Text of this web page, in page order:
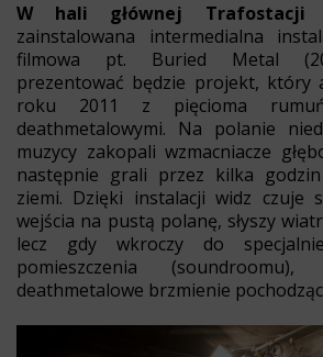
W hali głównej Trafostacji
zainstalowana intermedialna
filmowa pt. Buried Metal
prezentować będzie projekt, który
roku 2011 z pięcioma
deathmetalowymi. Na polanie
muzycy zakopali wzmacniacze
następnie grali przez kilka
ziemi. Dzięki instalacji widz czuje
wejścia na pustą polanę, słyszy
lecz gdy wkroczy do
pomieszczenia
deathmetalowe brzmienie